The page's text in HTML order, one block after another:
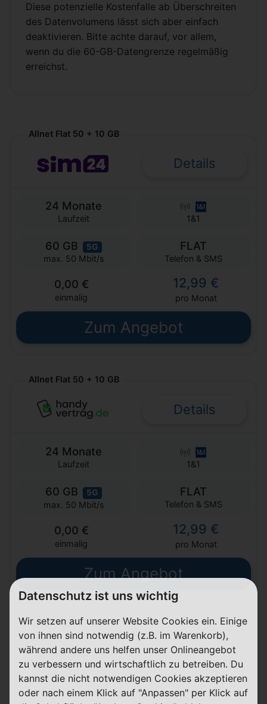
Diese potenzielle Kostenfalle ab Überschreiten
des Datenvolumens lässt sich aber einfach
deaktivieren. Bitte achte darauf, vor allem,
wenn du die 60-GB-Datengrenze regelmäßig
erreichst.
Allnet Flat 50 + 10 GB
Details
24 Monate
Laufzeit 1&1
60 GB 5G
max. 50 Mbit/s
FLAT
Telefon & SMS
0,00 €
einmalig
12,99 €
pro Monat
Zum Angebot
Allnet Flat 50 + 10 GB
Details
24 Monate
Laufzeit 1&1
60 GB 5G
max. 50 Mbit/s
FLAT
Telefon & SMS
0,00 €
einmalig
12,99 €
pro Monat
Zum Angebot
Allnet-Flat 60 GB
Details
Innerhalb der ersten 30 Tage kündbar
Datenschutz ist uns wichtig
Wir setzen auf unserer Website Cookies ein. Einige
von ihnen sind notwendig (z.B. im Warenkorb),
während andere uns helfen unser Onlineangebot
zu verbessern und wirtschaftlich zu betreiben. Du
kannst die nicht notwendigen Cookies akzeptieren
oder nach einem Klick auf "Anpassen" per Klick auf